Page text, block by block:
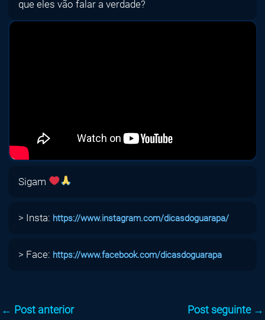
que eles vão falar a verdade?
Sigam
> Insta: https://www.instagram.com/dicasdoguarapa/
> Face: https://www.facebook.com/dicasdoguarapa
← Post anterior Post seguinte →